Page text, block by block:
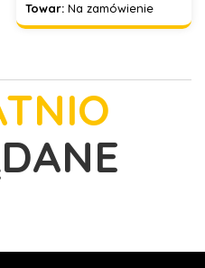
Towar: Na zamówienie